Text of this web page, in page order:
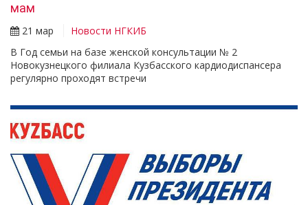
мам
21 мар
Новости НГКИБ
В Год семьи на базе женской консультации № 2
Новокузнецкого филиала Кузбасского кардиодиспансера
регулярно проходят встречи